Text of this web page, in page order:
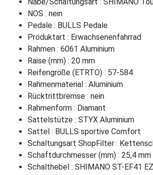
NOS : nein
Pedale : BULLS Pedale
Produktart : Erwachsenenfahrrad
Rahmen : 6061 Aluminium
Raise (mm) : 20 mm
Reifengröße (ETRTO) : 57-584
Rahmenmaterial : Aluminium
Rücktrittbremse : nein
Rahmenform : Diamant
Sattelstütze : STYX Aluminium
Sattel : BULLS sportive Comfort
Schaltungsart ShopFilter :
Schaftdurchmesser (mm) : 25,4 mm
Schalthebel : SHIMANO ST-EF41